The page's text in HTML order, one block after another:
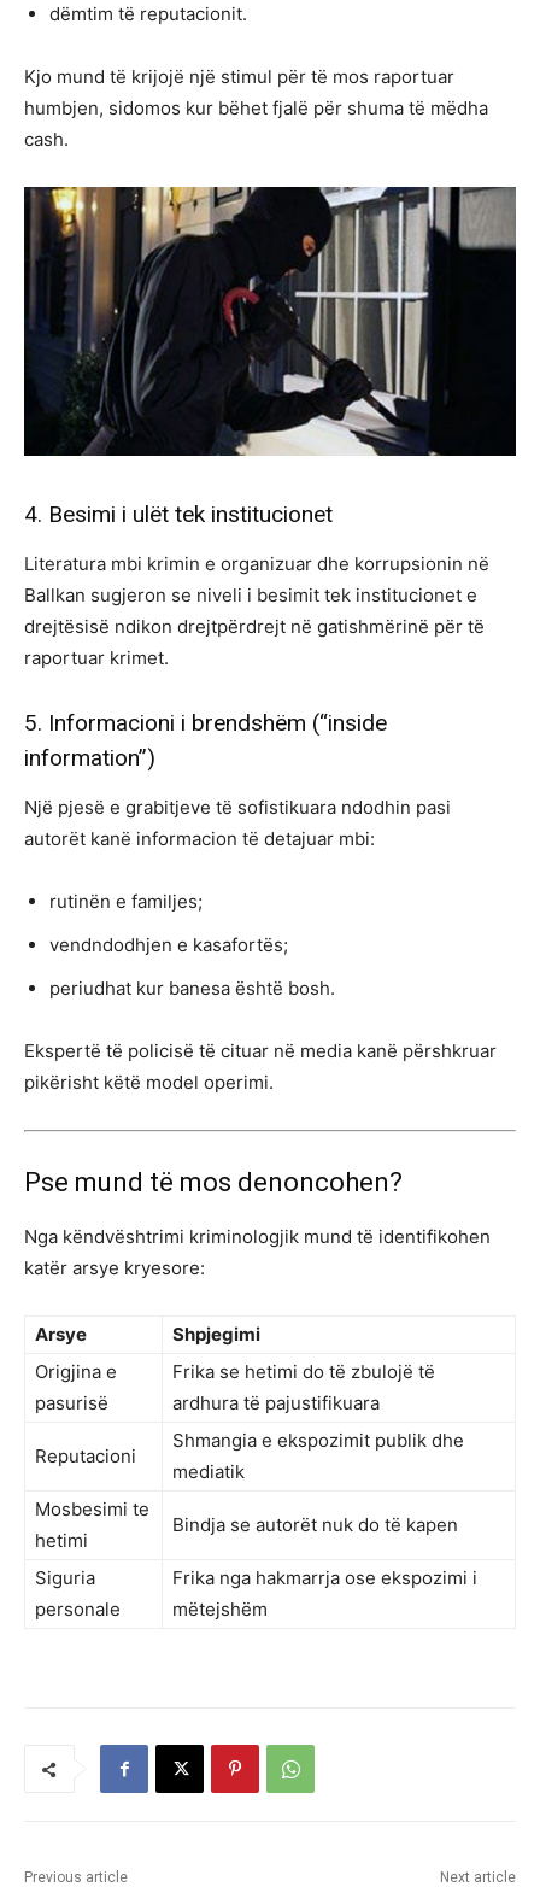
dëmtim të reputacionit.
Kjo mund të krijojë një stimul për të mos raportuar
humbjen, sidomos kur bëhet fjalë për shuma të mëdha
cash.
4. Besimi i ulët tek institucionet
Literatura mbi krimin e organizuar dhe korrupsionin në
Ballkan sugjeron se niveli i besimit tek institucionet e
drejtësisë ndikon drejtpërdrejt në gatishmërinë për të
raportuar krimet.
5. Informacioni i brendshëm (“inside
information”)
Një pjesë e grabitjeve të sofistikuara ndodhin pasi
autorët kanë informacion të detajuar mbi:
rutinën e familjes;
vendndodhjen e kasafortës;
periudhat kur banesa është bosh.
Ekspertë të policisë të cituar në media kanë përshkruar
pikërisht këtë model operimi.
Pse mund të mos denoncohen?
Nga këndvështrimi kriminologjik mund të identifikohen
katër arsye kryesore:
Arsye
Shpjegimi
Origjina e
pasurisë
Frika se hetimi do të zbulojë të
ardhura të pajustifikuara
Reputacioni
Shmangia e ekspozimit publik dhe
mediatik
Mosbesimi te
hetimi
Bindja se autorët nuk do të kapen
Siguria
personale
Frika nga hakmarrja ose ekspozimi i
mëtejshëm
Previous article Next article